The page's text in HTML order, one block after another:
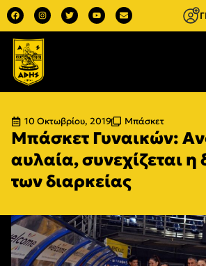
10 Οκτωβρίου, 2019 Μπάσκετ
Μπάσκετ Γυναικών:
αυλαία, συνεχίζεται η
των διαρκείας